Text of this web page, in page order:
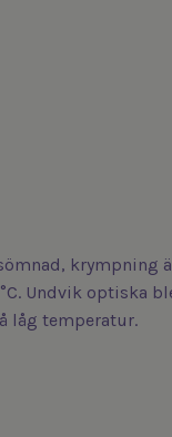
krympning
Undvik optiska
låg temperatur.